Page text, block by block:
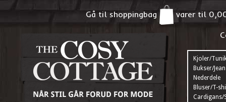
Gå til shoppingbag varer til
Kjoler/
Bukser/
Nederdele
Bluser/T-
Cardigans/